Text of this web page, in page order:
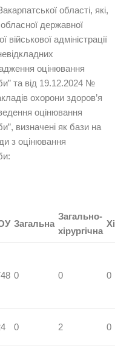
області, які,
державної
адміністрації
оцінювання
та від 19.12.2024 №
охорони здоров’я
оцінювання
визначені як бази на
з оцінювання
Загальна
Загально-
хірургічна
0 0 0
0 2 0